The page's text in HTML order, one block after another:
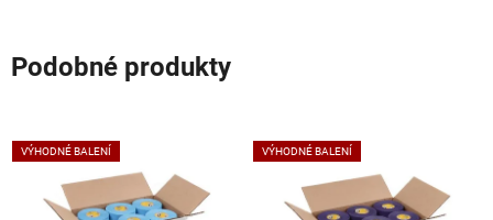
Podobné produkty
VÝHODNÉ BALENÍ VÝHODNÉ BALENÍ